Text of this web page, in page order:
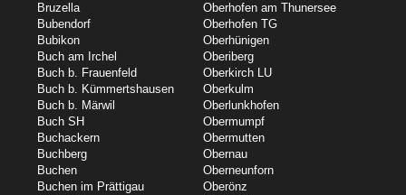
Bruzella
Bubendorf
Bubikon
Buch am Irchel
Buch b. Frauenfeld
Buch b. Kümmertshausen
Buch b. Märwil
Buch SH
Buchackern
Buchberg
Buchen
Buchen im Prättigau
Oberhofen am Thunersee
Oberhofen TG
Oberhünigen
Oberiberg
Oberkirch LU
Oberkulm
Oberlunkhofen
Obermumpf
Obermutten
Obernau
Oberneunforn
Oberönz